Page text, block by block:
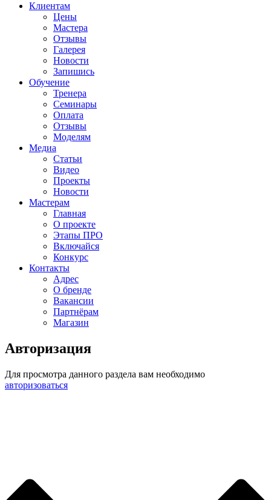
Клиентам
Цены
Мастера
Отзывы
Галерея
Новости
Запишись
Обучение
Тренера
Семинары
Оплата
Отзывы
Моделям
Медиа
Статьи
Видео
Проекты
Новости
Мастерам
Главная
О проекте
Этапы ПРО
Включайся
Конкурс
Контакты
Адрес
О бренде
Вакансии
Партнёрам
Магазин
Авторизация
Для просмотра данного раздела вам необходимо
авторизоваться